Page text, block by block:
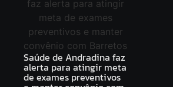
Saúde de Andradina faz
alerta para atingir meta
de exames preventivos